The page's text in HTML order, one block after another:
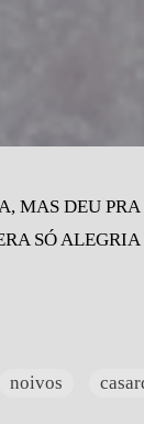
MAS DEU PRA
SÓ ALEGRIA
noivos